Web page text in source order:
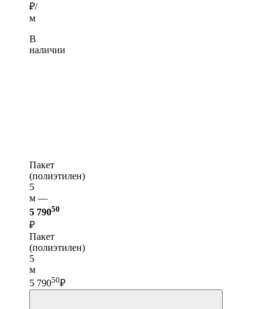
₽/
м
В
наличии
Пакет
(полиэтилен)
5
м —
5 79050
₽
Пакет
(полиэтилен)
5
м
5 79050₽